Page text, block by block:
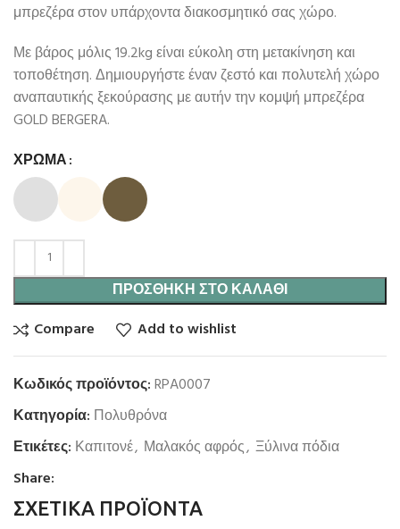
μπρεζέρα στον υπάρχοντα διακοσμητικό σας χώρο.
Με βάρος μόλις 19.2kg είναι εύκολη στη μετακίνηση και
τοποθέτηση. Δημιουργήστε έναν ζεστό και πολυτελή χώρο
αναπαυτικής ξεκούρασης με αυτήν την κομψή μπρεζέρα
GOLD BERGERA.
ΧΡΏΜΑ
ΠΡΟΣΘΉΚΗ ΣΤΟ ΚΑΛΆΘΙ
Compare
Add to wishlist
Κωδικός προϊόντος:RPA0007
Κατηγορία: Πολυθρόνα
Ετικέτες: Καπιτονέ, Μαλακός αφρός, Ξύλινα πόδια
Share:
ΣΧΕΤΙΚΆ ΠΡΟΪΌΝΤΑ